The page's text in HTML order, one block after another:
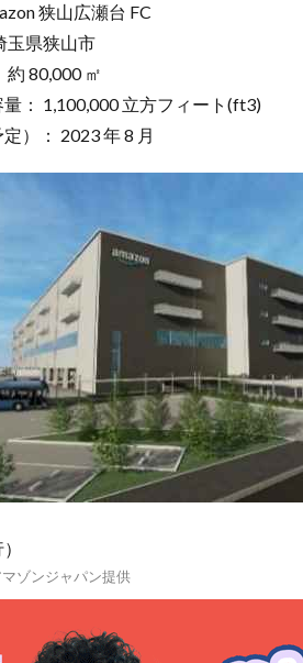
狭山広瀬台 FC
玉県狭山市
約 80,000 ㎡
： 1,100,000 立方フィート(ft3)
）： 2023 年 8 月
ゾンジャパン提供